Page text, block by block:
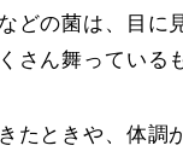
どの菌は、目に
さん舞っている
たときや、体調